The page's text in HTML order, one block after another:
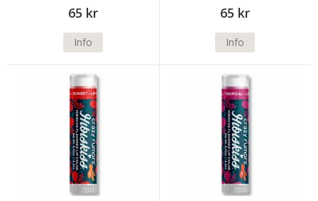
65 kr
Info
65 kr
Info